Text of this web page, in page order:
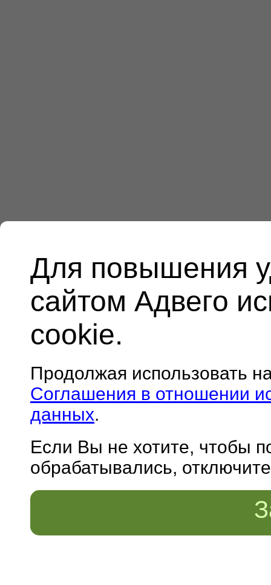
Для повышения
сайтом Адвего
cookie.
Продолжая использовать
Соглашения в отношении
данных.
Если Вы не хотите, чтобы
обрабатывались,